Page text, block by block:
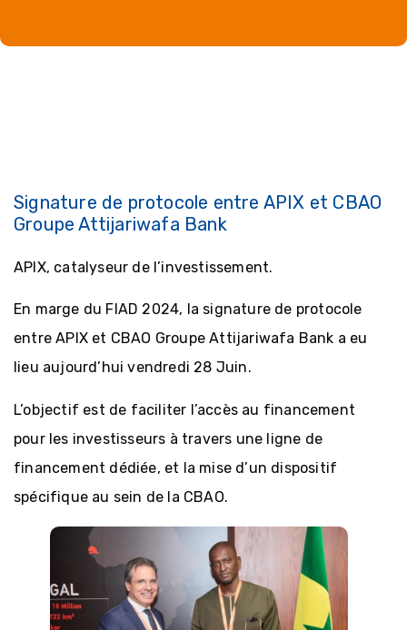
Signature de protocole entre APIX et CBAO
Groupe Attijariwafa Bank
APIX, catalyseur de l’investissement.
En marge du FIAD 2024, la signature de protocole
entre APIX et CBAO Groupe Attijariwafa Bank a eu
lieu aujourd’hui vendredi 28 Juin.
L’objectif est de faciliter l’accès au financement
pour les investisseurs à travers une ligne de
financement dédiée, et la mise d’un dispositif
spécifique au sein de la CBAO.